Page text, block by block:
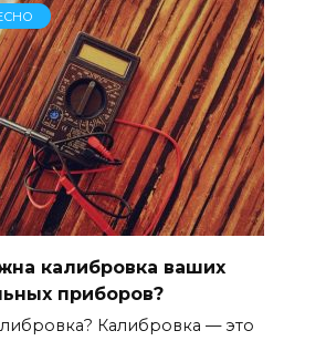
калибровка ваших
приборов?
Калибровка — это